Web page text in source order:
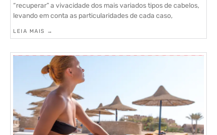
“recuperar” a vivacidade dos mais variados tipos de cabelos,
levando em conta as particularidades de cada caso,
LEIA MAIS →